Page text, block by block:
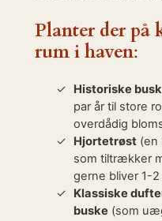
Planter der på
rum i haven:
Historiske
par år til store
overdådig
Hjortetrøst(en
som tiltrækker
gerne bliver 1-
Klassiske
buske (som